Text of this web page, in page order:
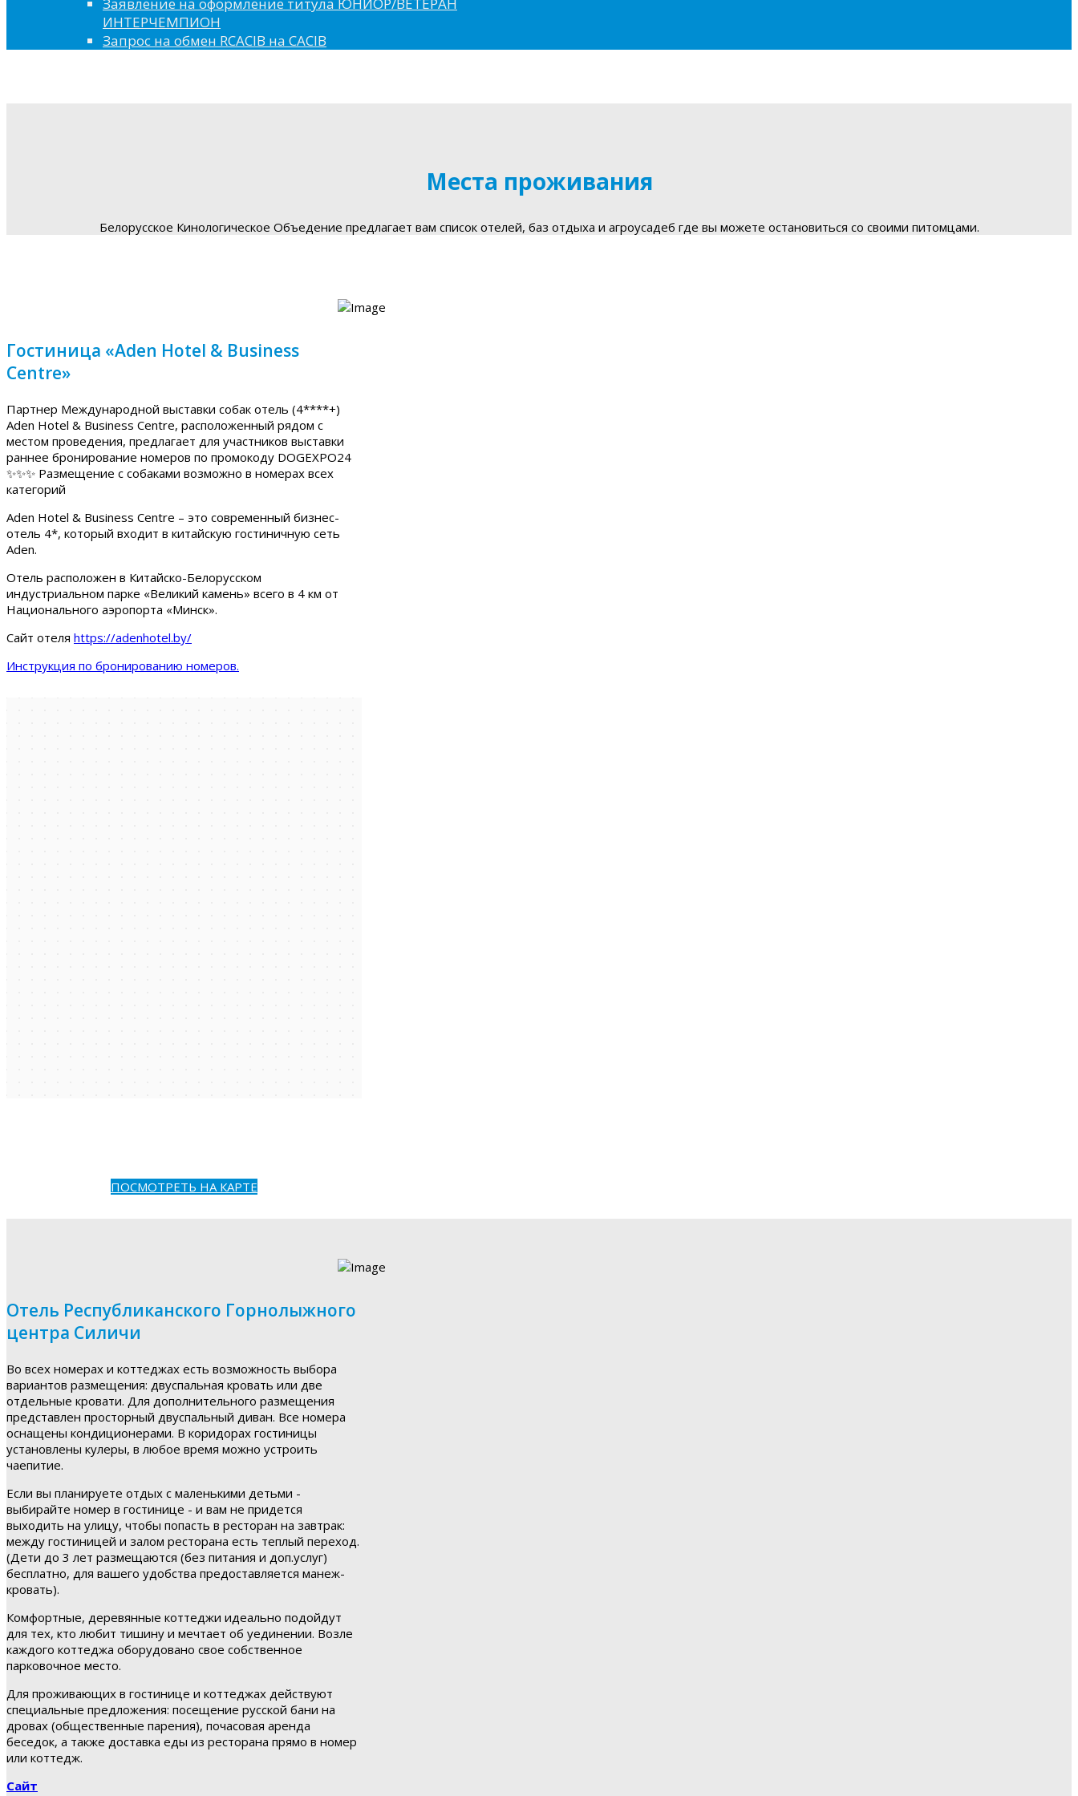
ИНТЕРЧЕМПИОН
Запрос на обмен RCACIB на CACIB
Места проживания
Белорусское Кинологическое Объедение предлагает вам список отелей, баз отдыха и агроусадеб где вы можете остановиться со своими питомцами.
Гостиница «Aden Hotel & Business
Centre»
Партнер Международной выставки собак отель (4****+)
Aden Hotel & Business Centre, расположенный рядом с
местом проведения, предлагает для участников выставки
раннее бронирование номеров по промокоду DOGEXPO24
✨✨✨ Размещение с собаками возможно в номерах всех
категорий
Aden Hotel & Business Centre – это современный бизнес-
отель 4*, который входит в китайскую гостиничную сеть
Aden.
Отель расположен в Китайско-Белорусском
индустриальном парке «Великий камень» всего в 4 км от
Национального аэропорта «Минск».
Сайт отеля https://adenhotel.by/
Инструкция по бронированию номеров.
ПОСМОТРЕТЬ НА КАРТЕ
Отель Республиканского Горнолыжного
центра Силичи
Во всех номерах и коттеджах есть возможность выбора
вариантов размещения: двуспальная кровать или две
отдельные кровати. Для дополнительного размещения
представлен просторный двуспальный диван. Все номера
оснащены кондиционерами. В коридорах гостиницы
установлены кулеры, в любое время можно устроить
чаепитие.
Если вы планируете отдых с маленькими детьми -
выбирайте номер в гостинице - и вам не придется
выходить на улицу, чтобы попасть в ресторан на завтрак:
между гостиницей и залом ресторана есть теплый переход.
(Дети до 3 лет размещаются (без питания и доп.услуг)
бесплатно, для вашего удобства предоставляется манеж-
кровать).
Комфортные, деревянные коттеджи идеально подойдут
для тех, кто любит тишину и мечтает об уединении. Возле
каждого коттеджа оборудовано свое собственное
парковочное место.
Для проживающих в гостинице и коттеджах действуют
специальные предложения: посещение русской бани на
дровах (общественные парения), почасовая аренда
беседок, а также доставка еды из ресторана прямо в номер
или коттедж.
Сайт